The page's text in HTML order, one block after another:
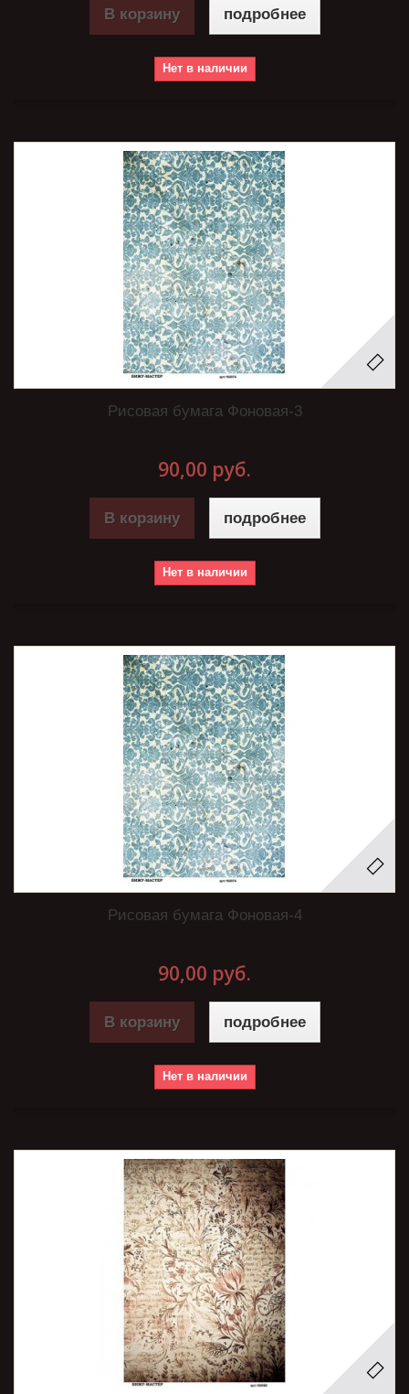
В корзину подробнее
Нет в наличии
Рисовая бумага Фоновая-3
90,00 руб.
В корзину подробнее
Нет в наличии
Рисовая бумага Фоновая-4
90,00 руб.
В корзину подробнее
Нет в наличии